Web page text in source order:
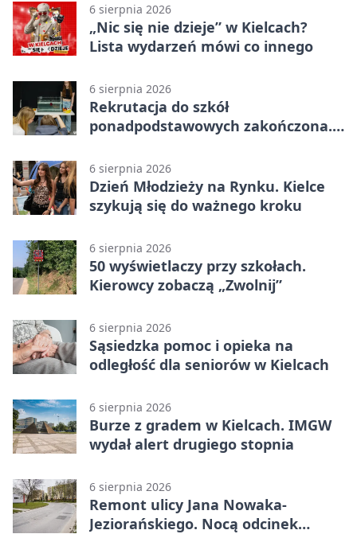
6 sierpnia 2026
„Nic się nie dzieje” w Kielcach?
Lista wydarzeń mówi co innego
6 sierpnia 2026
Rekrutacja do szkół
ponadpodstawowych zakończona.
6 sierpnia 2026
Dzień Młodzieży na Rynku. Kielce
szykują się do ważnego kroku
6 sierpnia 2026
50 wyświetlaczy przy szkołach.
Kierowcy zobaczą „Zwolnij”
6 sierpnia 2026
Sąsiedzka pomoc i opieka na
odległość dla seniorów w Kielcach
6 sierpnia 2026
Burze z gradem w Kielcach. IMGW
wydał alert drugiego stopnia
6 sierpnia 2026
Remont ulicy Jana Nowaka-
Jeziorańskiego. Nocą odcinek